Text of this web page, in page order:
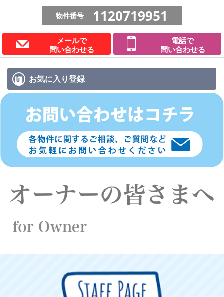
物件番号 1120719951
メールで
問い合わせる
電話で
問い合わせる
お気に入り登録